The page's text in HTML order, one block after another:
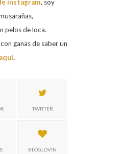
instagram, soy
pelos de loca.
ganas de saber un
aquí.
TWITTER
BLOGLOVIN